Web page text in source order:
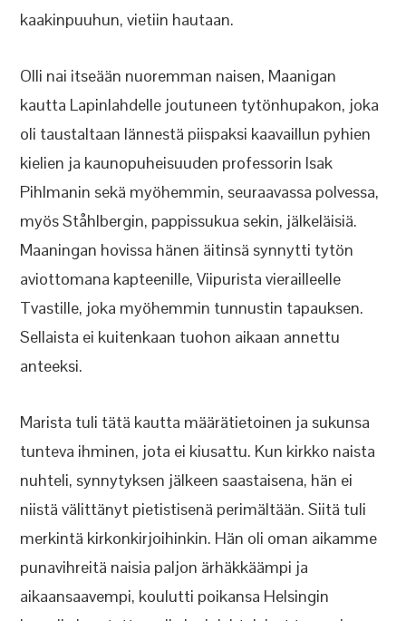
kaakinpuuhun, vietiin hautaan.
Olli nai itseään nuoremman naisen, Maanigan
kautta Lapinlahdelle joutuneen tytönhupakon, joka
oli taustaltaan lännestä piispaksi kaavaillun pyhien
kielien ja kaunopuheisuuden professorin Isak
Pihlmanin sekä myöhemmin, seuraavassa polvessa,
myös Ståhlbergin, pappissukua sekin, jälkeläisiä.
Maaningan hovissa hänen äitinsä synnytti tytön
aviottomana kapteenille, Viipurista vierailleelle
Tvastille, joka myöhemmin tunnustin tapauksen.
Sellaista ei kuitenkaan tuohon aikaan annettu
anteeksi.
Marista tuli tätä kautta määrätietoinen ja sukunsa
tunteva ihminen, jota ei kiusattu. Kun kirkko naista
nuhteli, synnytyksen jälkeen saastaisena, hän ei
niistä välittänyt pietistisenä perimältään. Siitä tuli
merkintä kirkonkirjoihinkin. Hän oli oman aikamme
punavihreitä naisia paljon ärhäkkäämpi ja
aikaansaavempi, koulutti poikansa Helsingin